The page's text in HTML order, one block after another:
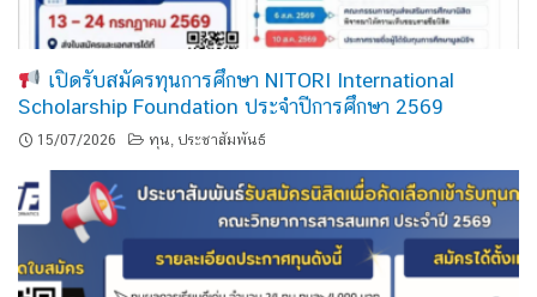
เปิดรับสมัครทุนการศึกษา NITORI International
Scholarship Foundation ประจำปีการศึกษา 2569
15/07/2026 ทุน, ประชาสัมพันธ์